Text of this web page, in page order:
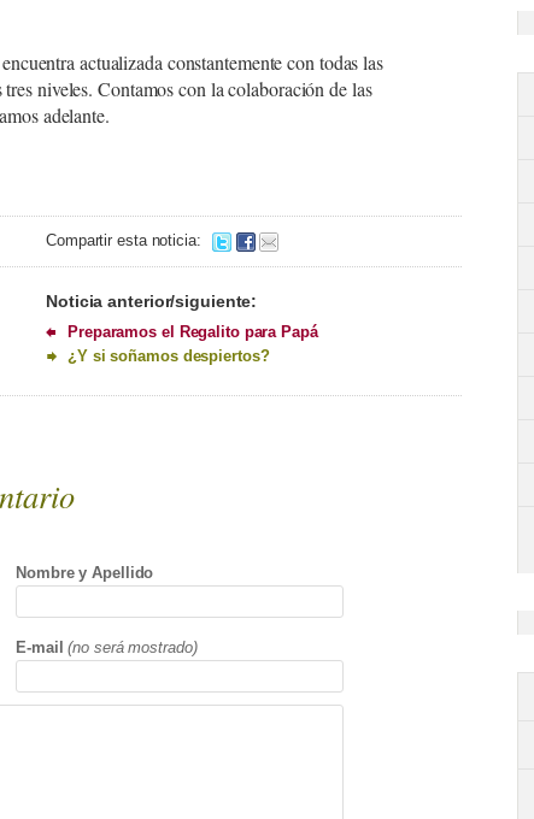
actualizada constantemente con todas las
niveles. Contamos con la colaboración de las
adelante.
Compartir esta noticia:
Noticia anterior/siguiente:
Preparamos el Regalito para Papá
¿Y si soñamos despiertos?
Nombre y Apellido
E-mail (no será mostrado)